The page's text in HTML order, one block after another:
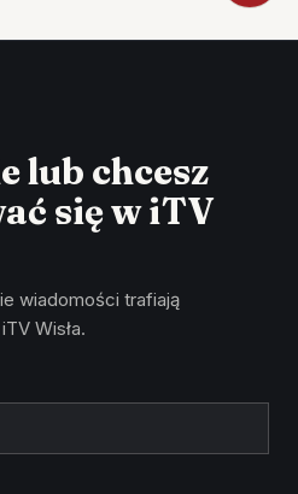
lub chcesz
się w iTV
wiadomości trafiają
Wisła.